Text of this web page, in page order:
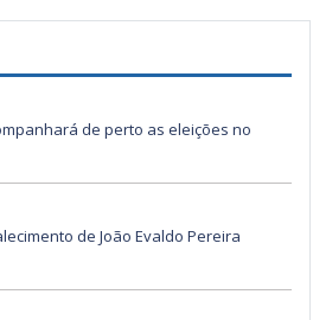
de perto as eleições no
de João Evaldo Pereira